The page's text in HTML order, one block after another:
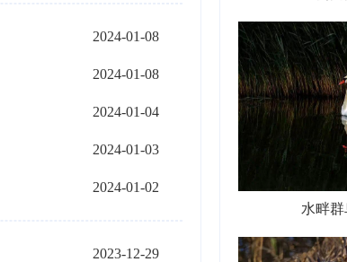
2024-01-08
2024-01-08
2024-01-04
2024-01-03
2024-01-02
2023-12-29
水畔